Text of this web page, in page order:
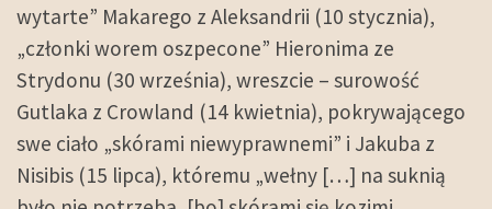
wytarte” Makarego z Aleksandrii (10 stycznia),
„członki worem oszpecone” Hieronima ze
Strydonu (30 września), wreszcie – surowość
Gutlaka z Crowland (14 kwietnia), pokrywającego
swe ciało „skórami niewyprawnemi” i Jakuba z
Nisibis (15 lipca), któremu „wełny […] na suknią